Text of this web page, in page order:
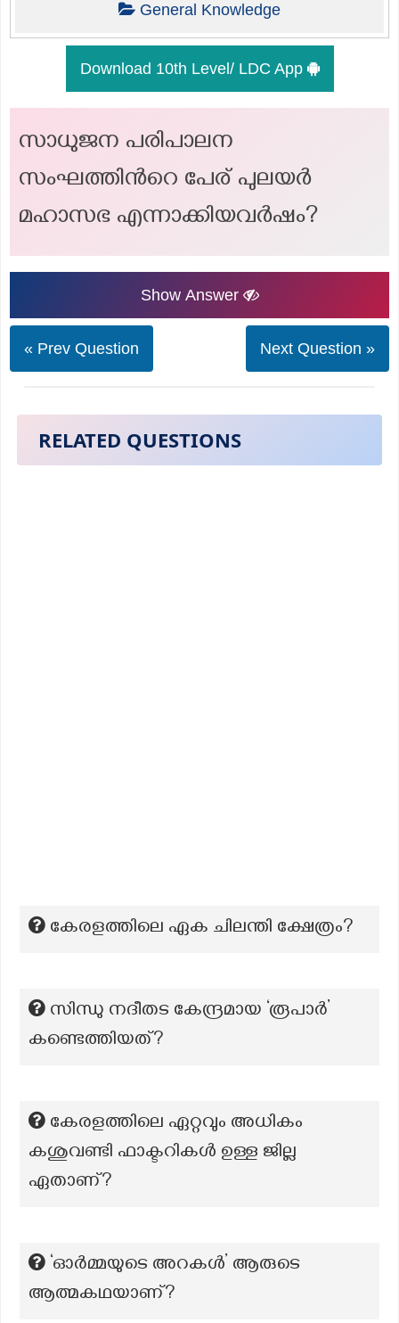
General Knowledge
Download 10th Level/ LDC App
സാധുജന പരിപാലന
സംഘത്തിന്‍റെ പേര് പുലയർ
മഹാസഭ എന്നാക്കിയവർഷം?
Show Answer
« Prev Question Next Question »
RELATED QUESTIONS
കേരളത്തിലെ ഏക ചിലന്തി ക്ഷേത്രം?
സിന്ധു നദീതട കേന്ദ്രമായ ‘രൂപാർ’
കണ്ടെത്തിയത്?
കേരളത്തിലെ ഏറ്റവും അധികം
കശുവണ്ടി ഫാക്ടറികൾ ഉള്ള ജില്ല
ഏതാണ്?
‘ഓർമ്മയുടെ അറകൾ’ ആരുടെ
ആത്മകഥയാണ്?